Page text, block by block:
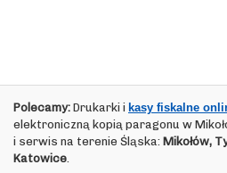
Polecamy: Drukarki i kasy fiskalne
elektroniczną kopią paragonu w
i serwis na terenie Śląska: Mikołów,
Katowice.